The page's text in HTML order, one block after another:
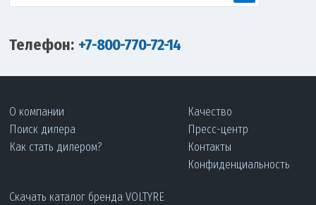
Телефон: +7-800-770-72-14
О компании
Поиск дилера
Как стать дилером?
Качество
Пресс-центр
Контакты
Конфиденциальность
Скачать каталог бренда VOLTYRE